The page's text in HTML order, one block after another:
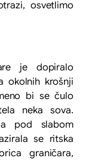
osvetlimo
je dopiralo
okolnih krošnji
bi se čulo
neka sova.
pod slabom
se ritska
graničara,